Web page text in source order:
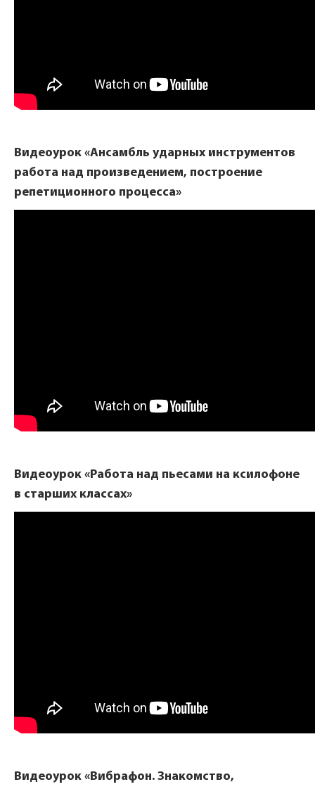
Видеоурок «Ансамбль ударных инструментов
работа над произведением, построение
репетиционного процесса»
Видеоурок «Работа над пьесами на ксилофоне
в старших классах»
Видеоурок «Вибрафон. Знакомство,